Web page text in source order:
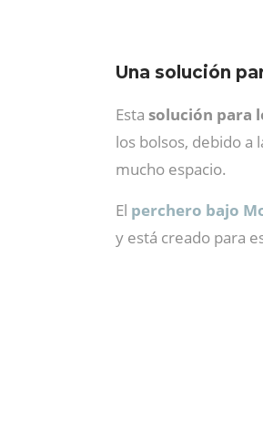
Una solución
Esta solución para
los bolsos, debido a
mucho espacio.
El perchero bajo
y está creado para